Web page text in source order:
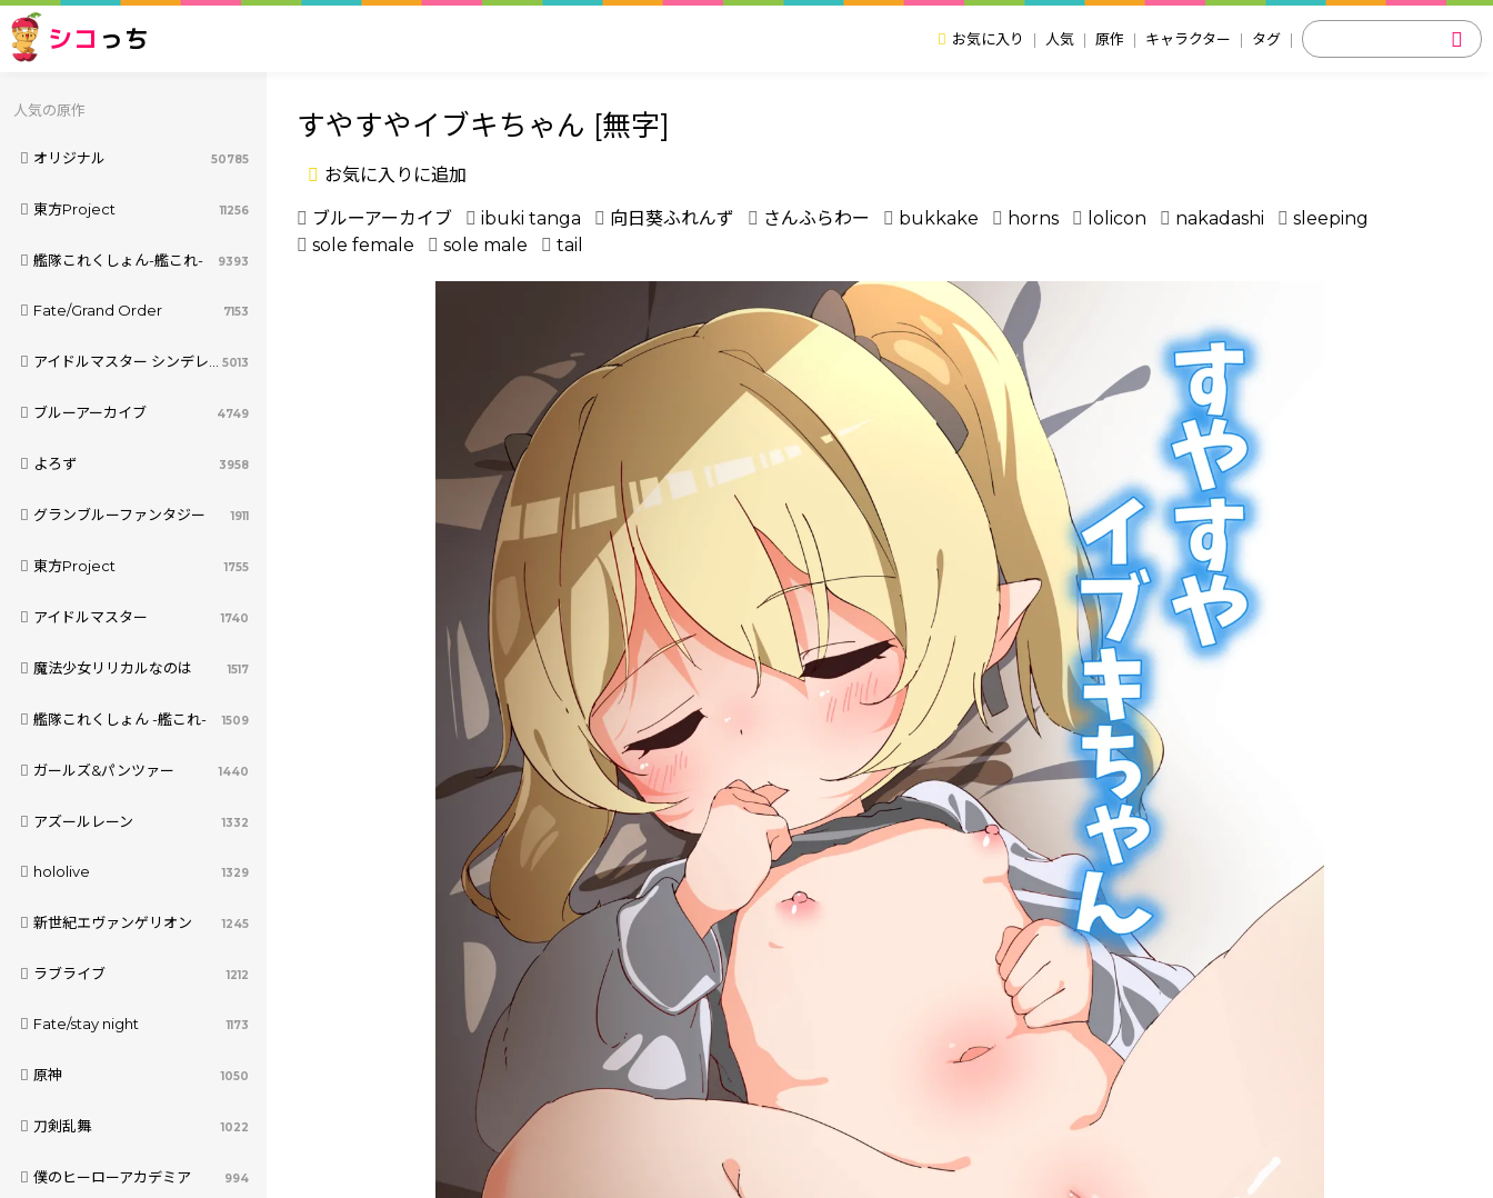
シコ っち お気に入り 人気 原作 キャラクター タグ
人気の原作
オリジナル 50785
東方Project 11256
艦隊これくしょん-艦これ- 9393
Fate/Grand Order 7153
アイドルマスター シンデレラガールズ 5013
ブルーアーカイブ 4749
よろず 3958
グランブルーファンタジー 1911
東方Project 1755
アイドルマスター 1740
魔法少女リリカルなのは 1517
艦隊これくしょん -艦これ- 1509
ガールズ&パンツァー 1440
アズールレーン 1332
hololive 1329
新世紀エヴァンゲリオン 1245
ラブライブ 1212
Fate/stay night 1173
原神 1050
刀剣乱舞 1022
僕のヒーローアカデミア 994
すやすやイブキちゃん [無字]
お気に入りに追加
ブルーアーカイブ ibuki tanga 向日葵ふれんず さんふらわー bukkake horns lolicon nakadashi
sleeping
sole female
sole male tail